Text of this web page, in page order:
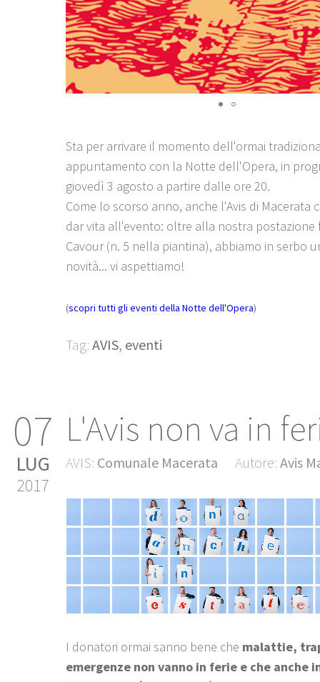
Sta per arrivare il momento dell'ormai
appuntamento con la Notte dell'Opera, in
giovedì 3 agosto a partire dalle ore 20.
Come lo scorso anno, anche l'Avis di Macerata
dar vita all'evento: oltre alla nostra postazione
Cavour (n. 5 nella piantina), abbiamo in serbo
novità... vi aspettiamo!
(scopri tutti gli eventi della Notte dell'Opera)
Tag: AVIS, eventi
07
LUG
2017
L'Avis non va in
AVIS: Comunale Macerata Autore: Avis
I donatori ormai sanno bene che malattie,
emergenze non vanno in ferie e che anche